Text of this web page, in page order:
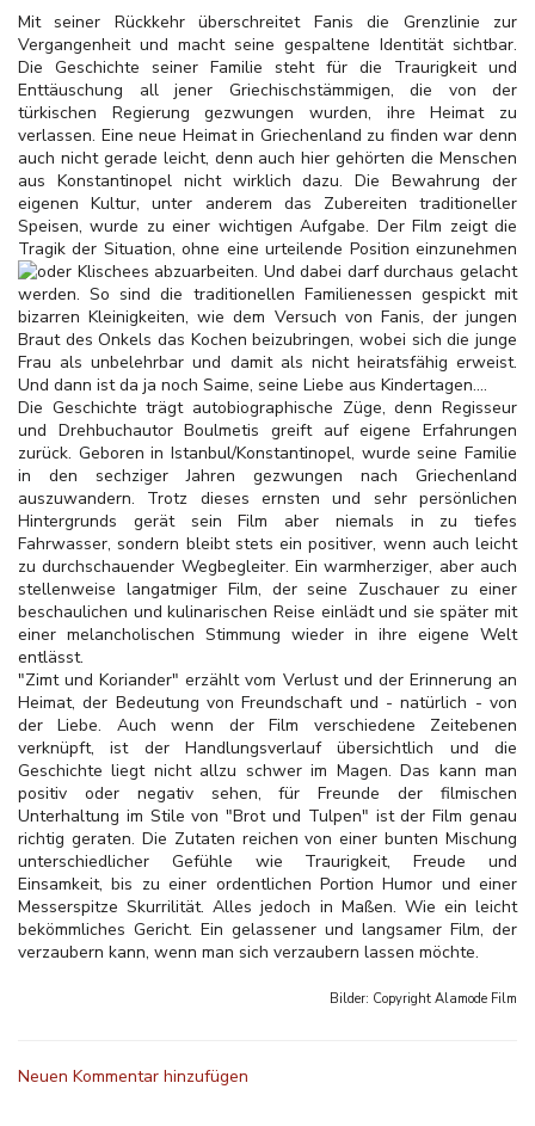
Mit seiner Rückkehr überschreitet Fanis die Grenzlinie zur
Vergangenheit und macht seine gespaltene Identität sichtbar.
Die Geschichte seiner Familie steht für die Traurigkeit und
Enttäuschung all jener Griechischstämmigen, die von der
türkischen Regierung gezwungen wurden, ihre Heimat zu
verlassen. Eine neue Heimat in Griechenland zu finden war denn
auch nicht gerade leicht, denn auch hier gehörten die Menschen
aus Konstantinopel nicht wirklich dazu. Die Bewahrung der
eigenen Kultur, unter anderem das Zubereiten traditioneller
Speisen, wurde zu einer wichtigen Aufgabe. Der Film zeigt die
Tragik der Situation, ohne eine urteilende Position einzunehmen
oder Klischees abzuarbeiten. Und dabei darfdurchaus gelacht
werden. So sind die traditionellen Familienessen gespickt mit
bizarren Kleinigkeiten, wie dem Versuch von Fanis, der jungen
Braut des Onkels das Kochen beizubringen, wobei sich die junge
Frau als unbelehrbar und damit als nicht heiratsfähig erweist.
Und dann ist da ja noch Saime, seine Liebe aus Kindertagen....
Die Geschichte trägt autobiographische Züge, denn Regisseur
und Drehbuchautor Boulmetis greift auf eigene Erfahrungen
zurück. Geboren in Istanbul/Konstantinopel, wurde seine Familie
in den sechziger Jahren gezwungen nach Griechenland
auszuwandern. Trotz dieses ernsten und sehr persönlichen
Hintergrunds gerät sein Film aber niemals in zu tiefes
Fahrwasser, sondern bleibt stets ein positiver, wenn auch leicht
zu durchschauender Wegbegleiter. Ein warmherziger, aber auch
stellenweise langatmiger Film, der seine Zuschauer zu einer
beschaulichen und kulinarischen Reise einlädt und sie später mit
einer melancholischen Stimmung wieder in ihre eigene Welt
entlässt.
"Zimt und Koriander" erzählt vom Verlust und der Erinnerung an
Heimat, der Bedeutung von Freundschaft und - natürlich - von
der Liebe. Auch wenn der Film verschiedene Zeitebenen
verknüpft, ist der Handlungsverlauf übersichtlich und die
Geschichte liegt nicht allzu schwer im Magen. Das kann man
positiv oder negativ sehen, für Freunde der filmischen
Unterhaltung im Stile von "Brot und Tulpen" ist der Film genau
richtig geraten. Die Zutaten reichen von einer bunten Mischung
unterschiedlicher Gefühle wie Traurigkeit, Freude und
Einsamkeit, bis zu einer ordentlichen Portion Humor und einer
Messerspitze Skurrilität. Alles jedoch in Maßen. Wie ein leicht
bekömmliches Gericht. Ein gelassener und langsamer Film, der
verzaubern kann, wenn man sich verzaubern lassen möchte.
Bilder: Copyright Alamode Film
Neuen Kommentar hinzufügen